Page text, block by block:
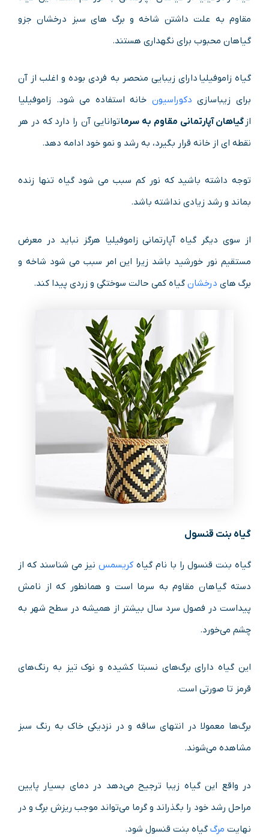
مقاوم به علت داشتن شاخه و برگ های سبز درخشان جزو
گیاهان محبوب برای نگهداری هستند.
گیاه زاموفیلیا دارای زیبایی منحصر به فردی بوده و اغلب از آن
برای زیباسازیدکوراسیون خانه استفاده می شود. زاموفیلیا
از گیاهان آپارتمانی مقاوم به سرماتوانایی آن را دارد که در هر
نقطه ای از خانه قرار بگیرد، به رشد و نمو خود ادامه دهد.
توجه داشته باشید که نور کم سبب می شود گیاه تنها زنده
بماند و رشد زیادی نداشته باشد.
از سوی دیگر گیاه آپارتمانی زاموفیلیا هرگز نباید در معرض
مستقیم نور خورشید باشد زیرا این امر سبب می شود شاخه و
برگ های درخشان گیاه کمی حالت سوختگی و زردی پیدا کند.
گیاه بنت قنسول
گیاه بنت قنسول را با نام گیاه کریسمسنیز می شناسند که از
دسته گیاهان مقاوم به سرما است و همانطور که از نامش
پیداست در فصول سرد سال بیشتر از همیشه در سطح شهر به
چشم می‌خورد.
این گیاه دارای برگ‌های نسبتا کشیده و نوک تیز به رنگ‌های
قرمز تا صورتی است.
برگ‌ها معمولا در انتهای ساقه و در نزدیکی خاک به رنگ سبز
مشاهده می‌شوند.
در واقع این گیاه زیبا ترجیح می‌دهد در دمای بسیار پایین
مراحل رشد خود را بگذراند و گرما می‌تواند موجب ریزش برگ و در
نهایت مرگ گیاه بنت قنسول شود.